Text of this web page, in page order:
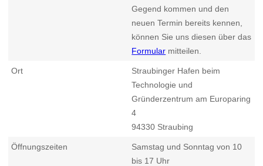
Gegend kommen und den
neuen Termin bereits kennen,
können Sie uns diesen über das
Formular mitteilen.
Ort
Straubinger Hafen beim
Technologie und
Gründerzentrum am Europaring
4
94330 Straubing
Öffnungszeiten
Samstag und Sonntag von 10
bis 17 Uhr